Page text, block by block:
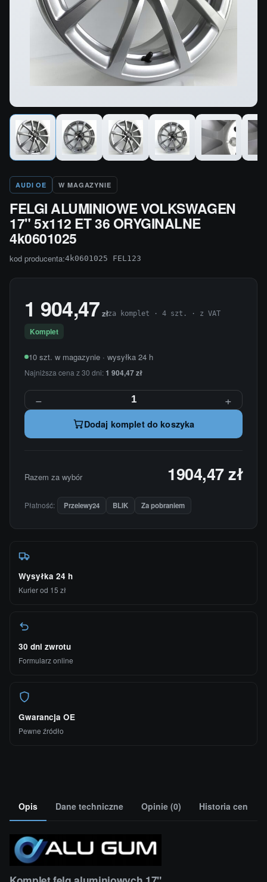
AUDI OE W MAGAZYNIE
FELGI ALUMINIOWE VOLKSWAGEN
17" 5x112 ET 36 ORYGINALNE
4k0601025
kod producenta:4k0601025 FEL123
1 904,47 złza komplet · 4 szt. · z VAT
Komplet
10 szt. w magazynie · wysyłka 24 h
Najniższa cena z 30 dni:1 904,47 zł
− +
Dodaj komplet do koszyka
Razem za wybór 1904,47 zł
Płatność: Przelewy24 BLIK Za pobraniem
Wysyłka 24 h
Kurier od 15 zł
30 dni zwrotu
Formularz online
Gwarancja OE
Pewne źródło
Opis Dane techniczne Opinie (0) Historia cen